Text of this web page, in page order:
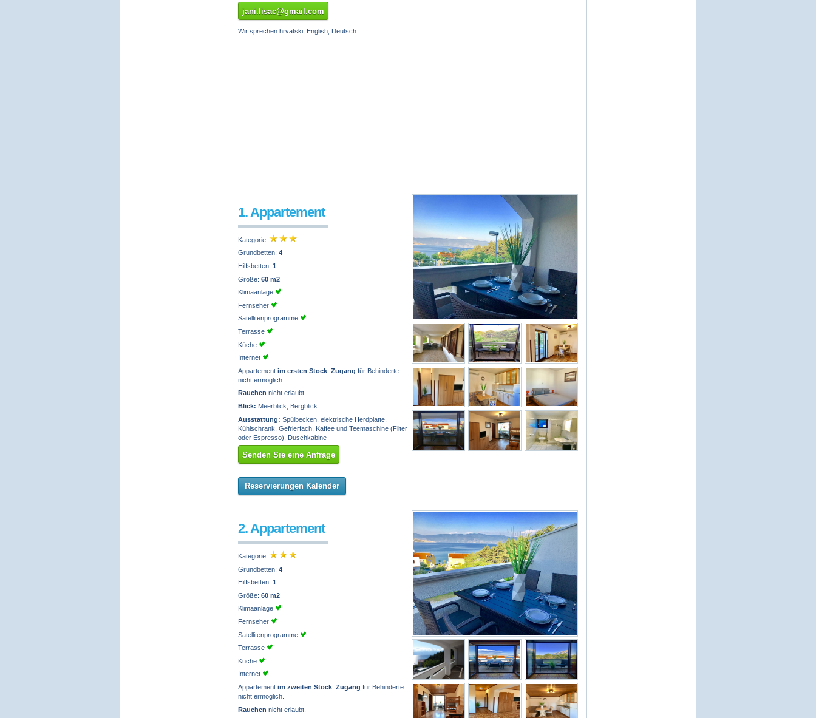
jani.lisac@gmail.com
Wir sprechen hrvatski, English, Deutsch.
1. Appartement
Kategorie:
Grundbetten: 4
Hilfsbetten: 1
Größe: 60 m2
Klimaanlage
Fernseher
Satellitenprogramme
Terrasse
Küche
Internet
Appartement im ersten Stock Zugang für Behinderte
nicht ermöglich.
Rauchen nicht erlaubt.
Blick: Meerblick, Bergblick
Ausstattung: Spülbecken, elektrische Herdplatte,
Kühlschrank, Gefrierfach, Kaffee und Teemaschine (Filter
oder Espresso), Duschkabine
Senden Sie eine Anfrage
Reservierungen Kalender
2. Appartement
Kategorie:
Grundbetten: 4
Hilfsbetten: 1
Größe: 60 m2
Klimaanlage
Fernseher
Satellitenprogramme
Terrasse
Küche
Internet
Appartement im zweiten Stock Zugang für Behinderte
nicht ermöglich.
Rauchen nicht erlaubt.